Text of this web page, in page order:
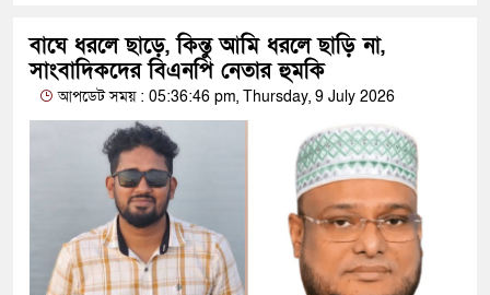
বাঘে ধরলে ছাড়ে, কিন্তু আমি ধরলে ছাড়ি না,
সাংবাদিকদের বিএনপি নেতার হুমকি
আপডেট সময় : 05:36:46 pm, Thursday, 9 July 2026